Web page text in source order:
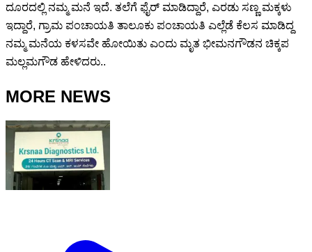
ದೂರದಲ್ಲಿ ನಮ್ಮ ಮನೆ ಇದೆ. ತಲೆಗೆ ಫೈರ್ ಮಾಡಿದ್ದಾರೆ, ಎರಡು ಸಣ್ಣ ಮಕ್ಕಳು
ಇದ್ದಾರೆ, ಗ್ರಾಮ ಪಂಚಾಯತಿ ತಾಲೂಕು ಪಂಚಾಯತಿ ಎಲ್ಲೆಡೆ ಕೆಲಸ ಮಾಡಿದ್ದ
ನಮ್ಮ ಮನೆಯ ಕಳಸವೇ ಹೋಯಿತು ಎಂದು ಮೃತ ಭೀಮನಗೌಡನ ಚಿಕ್ಕಪ
ಮಲ್ಲಮಗೌಡ ಹೇಳಿದರು..
MORE NEWS